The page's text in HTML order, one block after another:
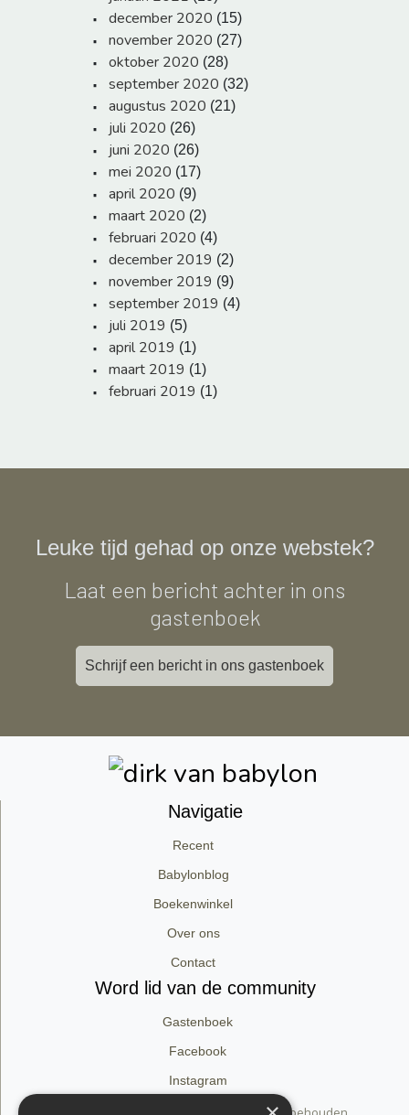
december 2020 (15)
november 2020 (27)
oktober 2020 (28)
september 2020 (32)
augustus 2020 (21)
juli 2020 (26)
juni 2020 (26)
mei 2020 (17)
april 2020 (9)
maart 2020 (2)
februari 2020 (4)
december 2019 (2)
november 2019 (9)
september 2019 (4)
juli 2019 (5)
april 2019 (1)
maart 2019 (1)
februari 2019 (1)
Leuke tijd gehad op onze webstek?
Laat een bericht achter in ons
gastenboek
Schrijf een bericht in ons gastenboek
Navigatie
Recent
Babylonblog
Boekenwinkel
Over ons
Contact
Word lid van de community
Gastenboek
Facebook
Instagram